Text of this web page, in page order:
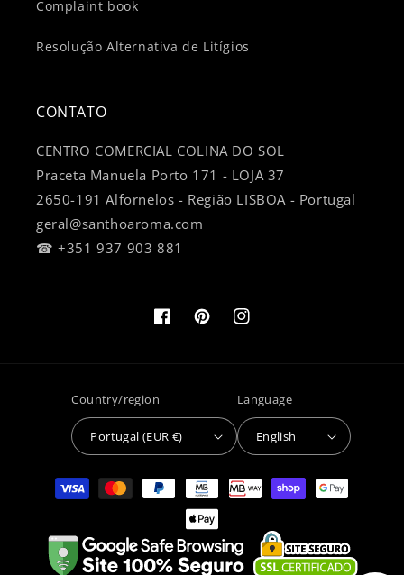
Complaint book
Resolução Alternativa de Litígios
CONTATO
CENTRO COMERCIAL COLINA DO SOL
Praceta Manuela Porto 171 - LOJA 37
2650-191 Alfornelos - Região LISBOA - Portugal
geral@santhoaroma.com
☎ +351 937 903 881
FacebookPinterestInstagram
Country/region
Portugal (EUR €)
Language
English
Payment
methods